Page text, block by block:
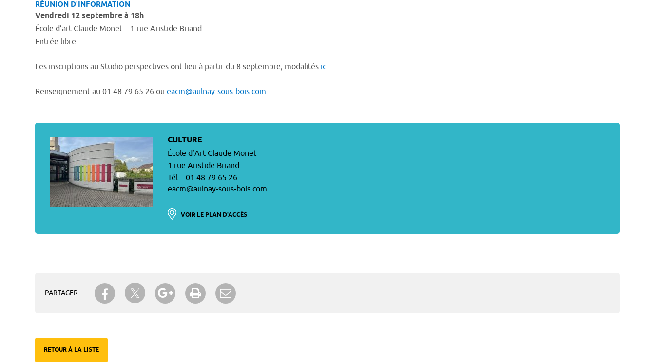
RÉUNION D'INFORMATION
Vendredi 12 septembre à 18h
École d’art Claude Monet – 1 rue Aristide Briand
Entrée libre
Les inscriptions au Studio perspectives ont lieu à partir du 8 septembre; modalités ici
Renseignement au 01 48 79 65 26 ou eacm@aulnay-sous-bois.com
CULTURE
École d’Art Claude Monet
1 rue Aristide Briand
Tél. : 01 48 79 65 26
eacm@aulnay-sous-bois.com
VOIR LE PLAN D'ACCÈS
PARTAGER
Partager sur Facebook
Partager sur TwitterPartager sur Google+
Imprimer
RETOUR À LA LISTE